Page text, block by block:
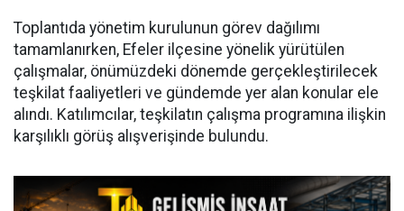
Toplantıda yönetim kurulunun görev dağılımı
tamamlanırken, Efeler ilçesine yönelik yürütülen
çalışmalar, önümüzdeki dönemde gerçekleştirilecek
teşkilat faaliyetleri ve gündemde yer alan konular ele
alındı. Katılımcılar, teşkilatın çalışma programına ilişkin
karşılıklı görüş alışverişinde bulundu.